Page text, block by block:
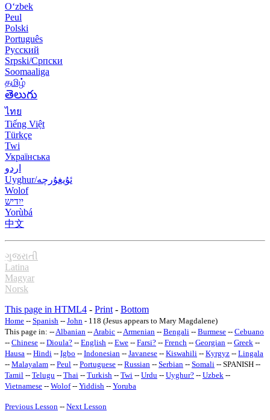
O‘zbek
Peul
Polski
Português
Русский
Srpski/Српски
Soomaaliga
தமிழ்
తెలుగు
ไทย
Tiếng Việt
Türkçe
Twi
Українська
اردو
Uyghur/ئۇيغۇرچه
Wolof
ייִדיש
Yorùbá
中文
ગુજરાતી
Latina
Magyar
Norsk
This page in HTML4 - Print - Bottom
Home -- Spanish -- John - 118 (Jesus appears to Mary Magdalene)
This page in: -- Albanian -- Arabic -- Armenian -- Bengali -- Burmese -- Cebuano
-- Chinese -- Dioula? -- English -- Ewe -- Farsi? -- French -- Georgian -- Greek --
Hausa -- Hindi -- Igbo -- Indonesian -- Javanese -- Kiswahili -- Kyrgyz -- Lingala
-- Malayalam -- Peul -- Portuguese -- Russian -- Serbian -- Somali -- SPANISH --
Tamil -- Telugu -- Thai -- Turkish -- Twi -- Urdu -- Uyghur? -- Uzbek --
Vietnamese -- Wolof-- Yiddish -- Yoruba
Previous Lesson -- Next Lesson